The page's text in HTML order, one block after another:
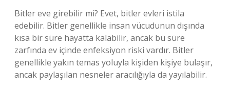
Bitler eve girebilir mi? Evet, bitler evleri istila
edebilir. Bitler genellikle insan vücudunun dışında
kısa bir süre hayatta kalabilir, ancak bu süre
zarfında ev içinde enfeksiyon riski vardır. Bitler
genellikle yakın temas yoluyla kişiden kişiye bulaşır,
ancak paylaşılan nesneler aracılığıyla da yayılabilir.